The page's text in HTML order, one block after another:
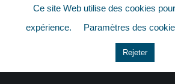
Ce site Web utilise des cookies
expérience.
Paramètres des
Rejeter